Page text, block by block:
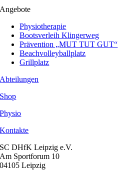
Angebote
Physiotherapie
Bootsverleih Klingerweg
Prävention „MUT TUT GUT“
Beachvolleyballplatz
Grillplatz
Abteilungen
Shop
Physio
Kontakte
SC DHfK Leipzig e.V.
Am Sportforum 10
04105 Leipzig